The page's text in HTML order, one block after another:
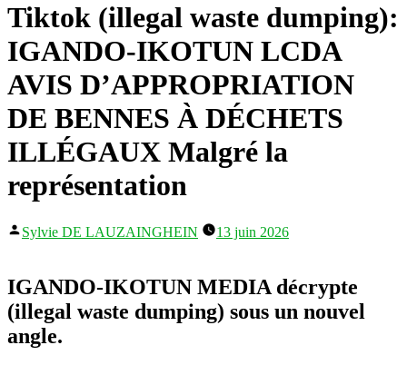
Tiktok (illegal waste dumping):
IGANDO-IKOTUN LCDA
AVIS D’APPROPRIATION
DE BENNES À DÉCHETS
ILLÉGAUX Malgré la
représentation
Publié
Sylvie DE LAUZAINGHEIN 13 juin 2026
IGANDO-IKOTUN MEDIA décrypte
(illegal waste dumping) sous un nouvel
angle.